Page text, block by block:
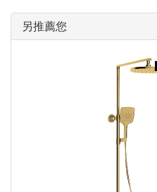
另推薦您